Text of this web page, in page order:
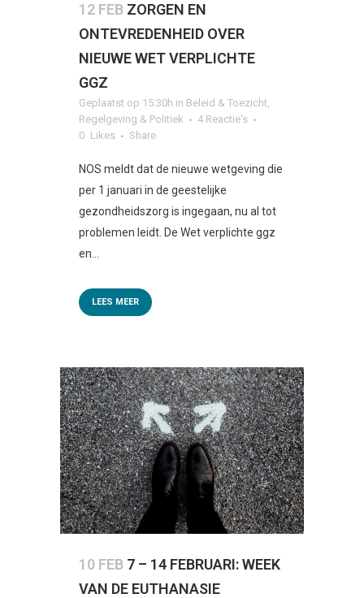
12 FEB ZORGEN EN
ONTEVREDENHEID OVER
NIEUWE WET VERPLICHTE
GGZ
Geplaatst op 15:30h in Beleid & Toezicht,
Regelgeving & Politiek
4 Reactie's
0 Likes Share
NOS meldt dat de nieuwe wetgeving die
per 1 januari in de geestelijke
gezondheidszorg is ingegaan, nu al tot
problemen leidt. De Wet verplichte ggz
en...
LEES MEER
10 FEB 7 – 14 FEBRUARI: WEEK
VAN DE EUTHANASIE